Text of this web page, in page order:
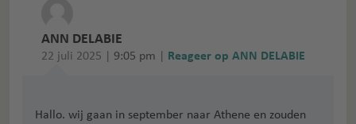
ANN DELABIE
22 juli 2025 | 9:05 pm Reageer op ANN DELABIE
Hallo. wij gaan in september naar Athene en zouden